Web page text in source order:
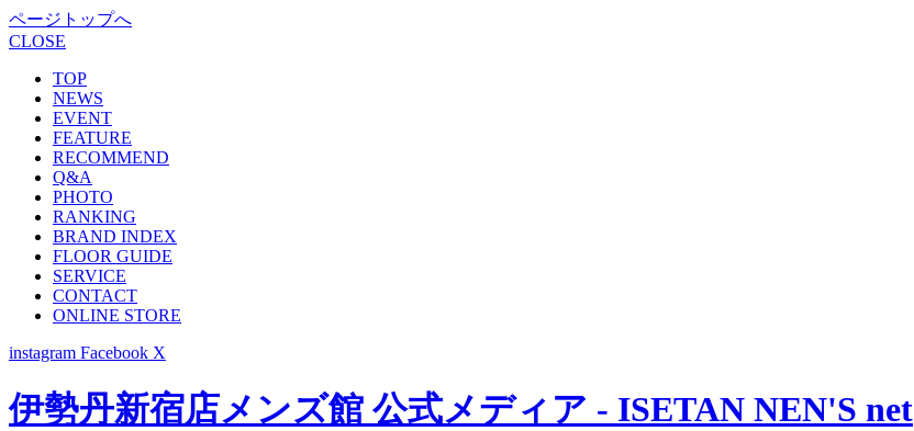
ページトップへ
CLOSE
TOP
NEWS
EVENT
FEATURE
RECOMMEND
Q&A
PHOTO
RANKING
BRAND INDEX
FLOOR GUIDE
SERVICE
CONTACT
ONLINE STORE
instagram Facebook X
伊勢丹新宿店メンズ館 公式メディア - ISETAN NEN'S net